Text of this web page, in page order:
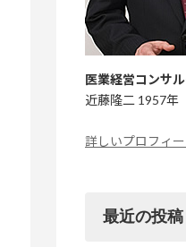
医業経営コンサ
近藤隆二 1957
詳しいプロフィ
最近の投稿